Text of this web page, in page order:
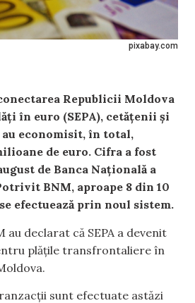
pixabay.com
Republicii Moldova
în euro (SEPA), cetățenii și
economisit, în total,
de euro. Cifra a fost
de Banca Națională a
BNM, aproape 8 din 10
efectuează prin noul sistem.
au declarat că SEPA a devenit
plățile transfrontaliere în
sunt efectuate astăzi